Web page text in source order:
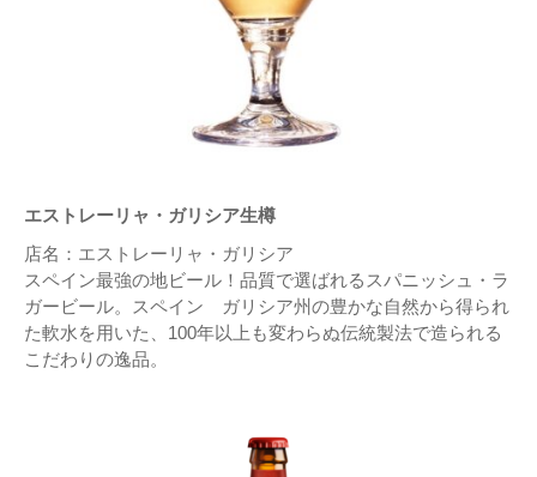
エストレーリャ・ガリシア生樽
店名：エストレーリャ・ガリシア
スペイン最強の地ビール！品質で選ばれるスパニッシュ・ラ
ガービール。スペイン ガリシア州の豊かな自然から得られ
た軟水を用いた、100年以上も変わらぬ伝統製法で造られる
こだわりの逸品。